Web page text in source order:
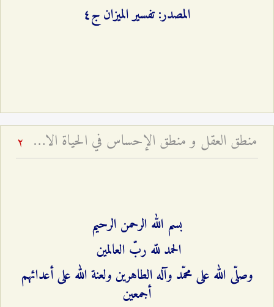
المصدر: تفسير الميزان ج٤
منطق العقل و منطق الإحساس في الحياة الاجتماعيّة - النفع العابر والنفع الباقي 2
بسم الله الرحمن الرحيم
الحمد للّه ربّ العالمين
وصلّى الله على محمّد وآله الطاهرين ولعنة الله على أعدائهم
أجمعين